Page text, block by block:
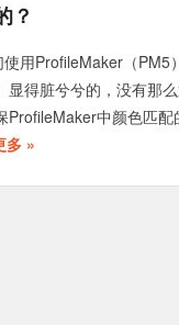
？
用ProfileMaker（PM5
显得脏兮兮的，没有那
ProfileMaker中颜色匹
多 »